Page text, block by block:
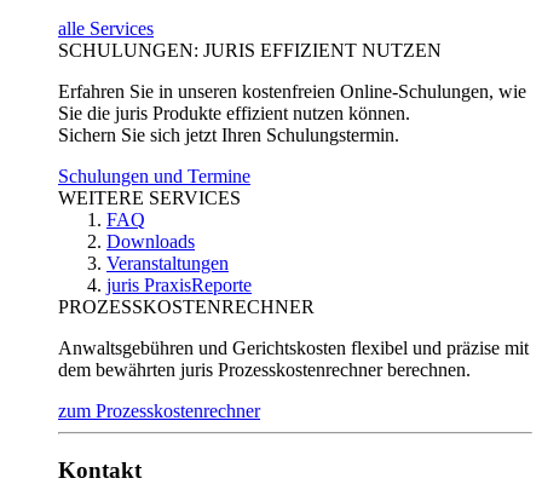
alle Services
SCHULUNGEN: JURIS EFFIZIENT NUTZEN
Erfahren Sie in unseren kostenfreien Online-Schulungen, wie
Sie die juris Produkte effizient nutzen können.
Sichern Sie sich jetzt Ihren Schulungstermin.
Schulungen und Termine
WEITERE SERVICES
FAQ
Downloads
Veranstaltungen
juris PraxisReporte
PROZESSKOSTENRECHNER
Anwaltsgebühren und Gerichtskosten flexibel und präzise mit
dem bewährten juris Prozesskostenrechner berechnen.
zum Prozesskostenrechner
Kontakt